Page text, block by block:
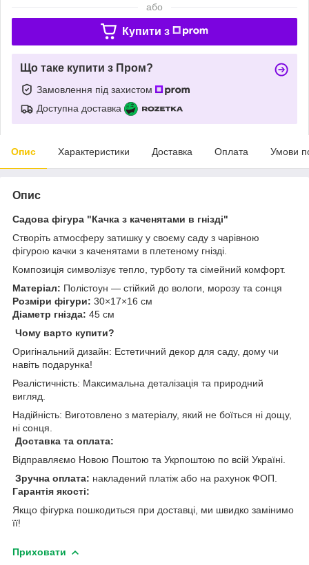
або
Купити з
Що таке купити з Пром?
Замовлення під захистом
Доступна доставка
Опис Характеристики Доставка Оплата Умови
Опис
Садова фігура "Качка з каченятами в гнізді"
Створіть атмосферу затишку у своєму саду з чарівною
фігурою качки з каченятами в плетеному гнізді.
Композиція символізує тепло, турботу та сімейний комфорт.
Матеріал: Полістоун — стійкий до вологи, морозу та сонця
Розміри фігури: 30×17×16 см
Діаметр гнізда: 45 см
Чому варто купити?
Оригінальний дизайн: Естетичний декор для саду, дому чи
навіть подарунка!
Реалістичність: Максимальна деталізація та природний
вигляд.
Надійність: Виготовлено з матеріалу, який не боїться ні дощу,
ні сонця.
Доставка та оплата:
Відправляємо Новою Поштою та Укрпоштою по всій Україні.
Зручна оплата: накладений платіж або на рахунок ФОП.
Гарантія якості:
Якщо фігурка пошкодиться при доставці, ми швидко замінимо
її!
Приховати